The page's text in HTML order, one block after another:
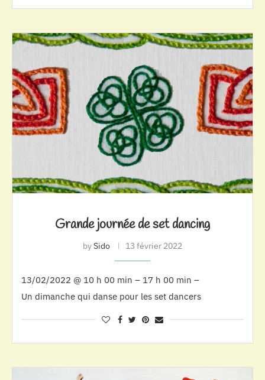
Grande journée de set dancing
bySido 13 février 2022
13/02/2022 @ 10 h 00 min – 17 h 00 min –
Un dimanche qui danse pour les set dancers